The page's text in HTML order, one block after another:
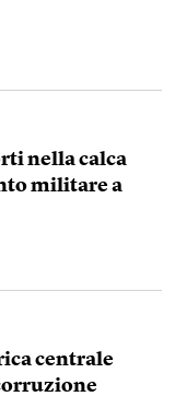
nella calca
militare a
centrale